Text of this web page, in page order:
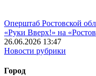
Оперштаб Ростовской
«Руки Вверх!» на
26.06.2026 13:47
Новости рубрики
Город